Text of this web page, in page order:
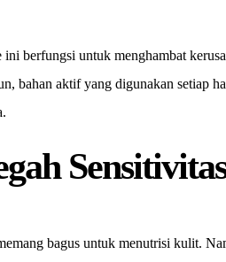
ini berfungsi untuk menghambat
bahan aktif yang digunakan setiap
bagus untuk menutrisi kulit.